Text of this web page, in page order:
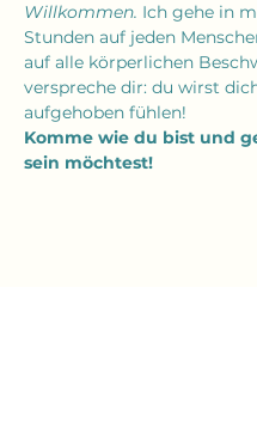
Willkommen. Ich gehe in
Stunden auf jeden
auf alle körperlichen
verspreche dir: du wirst
aufgehoben fühlen!
Komme wie du bist und
sein möchtest!